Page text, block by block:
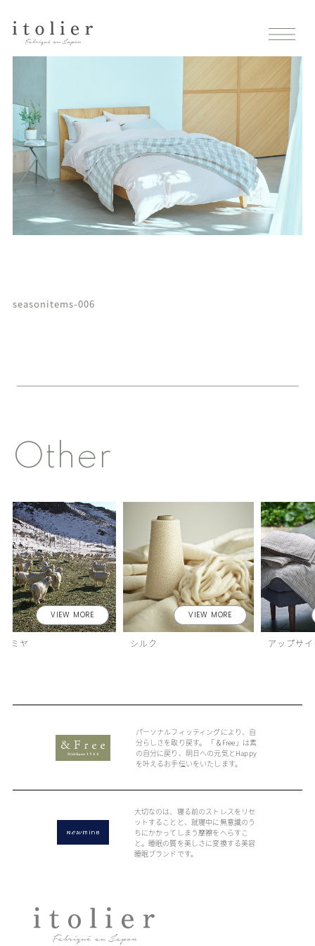
seasonitems-006
Other
VIEW MORE
ミヤ
VIEW MORE
シルク アップサ
パーソナルフィッティングにより、自
分らしさを取り戻す。 「＆Free」は素
の自分に戻り、明日への元気とHappy
を叶えるお手伝いをいたします。
大切なのは、寝る前のストレスをリセ
ットすることと、就寝中に無意識のう
ちにかかってしまう摩擦をへらすこ
と。睡眠の質を美しさに変換する美容
睡眠ブランドです。